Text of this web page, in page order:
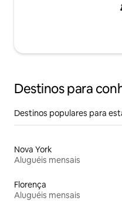
Destinos para
Destinos populares para
Nova York
Aluguéis mensais
Florença
Aluguéis mensais